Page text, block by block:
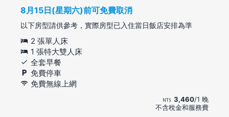
8月15日(星期六)前可免費取消
以下房型請供參考，實際房型已入住當日飯店安排為準
2 張單人床
1 張特大雙人床
全套早餐
免費停車
免費無線上網
3,460/1 晚
不含稅金和服務費